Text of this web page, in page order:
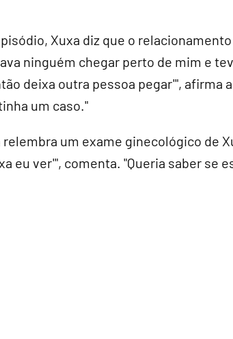
Xuxa diz que o
ninguém chegar perto de mim e
deixa outra pessoa pegar'", afirma
um caso."
relembra um exame ginecológico de
eu ver'", comenta. "Queria saber se